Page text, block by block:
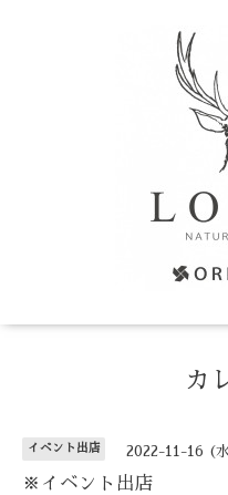
カ
イベント出店 2022-11-16 (
※イベント出店